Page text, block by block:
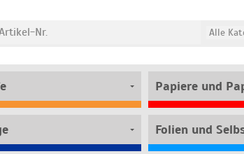
Papiere und
Folien und